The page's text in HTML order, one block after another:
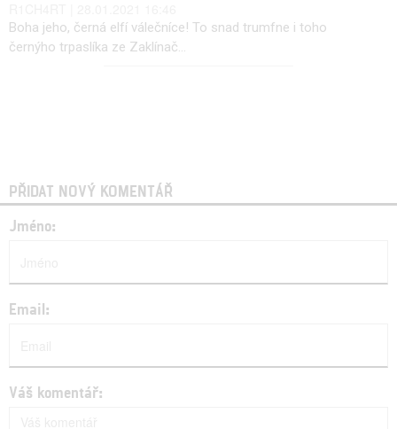
Boha jeho, černá elfí válečníce! To snad trumfne i toho
černýho trpaslíka ze Zaklínač...
PŘIDAT NOVÝ KOMENTÁŘ
Jméno:
Email:
Váš komentář: